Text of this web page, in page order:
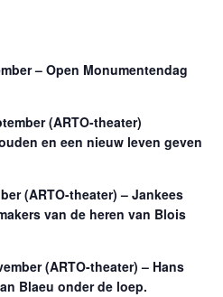
– Open Monumentendag
(ARTO-theater)
en een nieuw leven geven
(ARTO-theater) – Jankees
van de heren van Blois
(ARTO-theater) – Hans
Blaeu onder de loep.